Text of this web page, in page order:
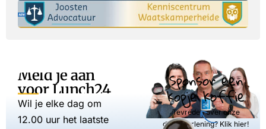
Meld je aan
voor Lunch24
Wil je elke dag om
12.00 uur het laatste
Sponsor een
kopje koffie
Tevreden over onze
dienstverlening? Klik hier!